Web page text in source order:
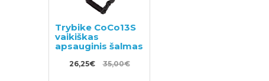
Trybike CoCo13S
vaikiškas
apsauginis šalmas
26,25€ 35,00€